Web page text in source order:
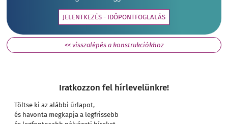
JELENTKEZÉS - IDŐPONTFOGLALÁS
<< visszalépés a konstrukciókhoz
Iratkozzon fel hírlevelünkre!
Töltse ki az alábbi űrlapot,
és havonta megkapja a legfrissebb